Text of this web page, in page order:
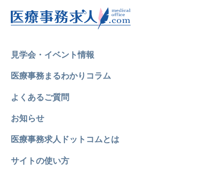
見学会・イベント情報
医療事務まるわかりコラム
よくあるご質問
お知らせ
医療事務求人ドットコムとは
サイトの使い方